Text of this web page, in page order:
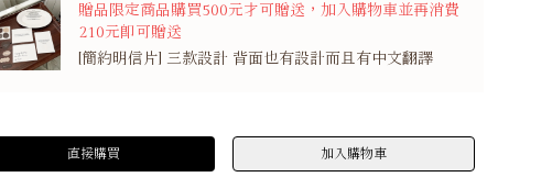
贈品限定商品購買500元才可贈送，加入購物車並再消費
210元即可贈送
[簡約明信片] 三款設計 背面也有設計而且有中文翻譯
直接購買 加入購物車